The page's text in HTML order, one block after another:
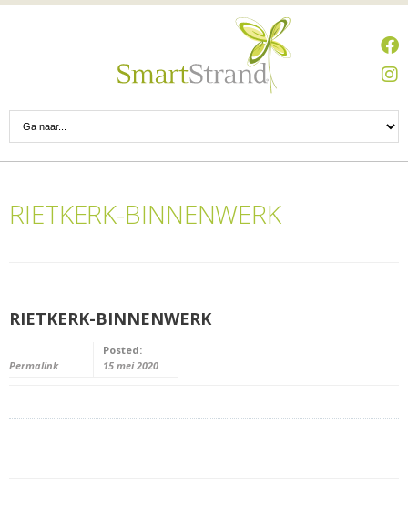
RIETKERK-BINNENWERK
RIETKERK-BINNENWERK
Permalink
Posted:
15 mei 2020